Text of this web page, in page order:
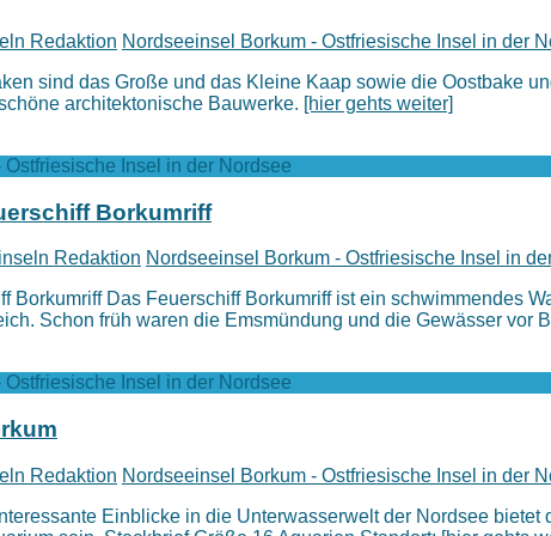
Redaktion Nordseeinsel Borkum - Ostfriesische Insel in der
sind das Große und das Kleine Kaap sowie die Oostbake
architektonische Bauwerke. [hier gehts weiter]
Insel in der Nordsee
Borkumriff
Redaktion Nordseeinsel Borkum - Ostfriesische Insel in
Borkumriff Das Feuerschiff Borkumriff ist ein schwimmendes
Schon früh waren die Emsmündung und die Gewässer vor
Insel in der Nordsee
Redaktion Nordseeinsel Borkum - Ostfriesische Insel in der
Einblicke in die Unterwasserwelt der Nordsee